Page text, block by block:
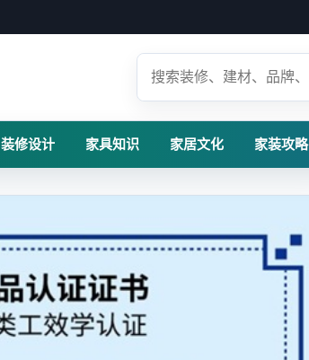
装修设计 家具知识 家居文化 家装攻略